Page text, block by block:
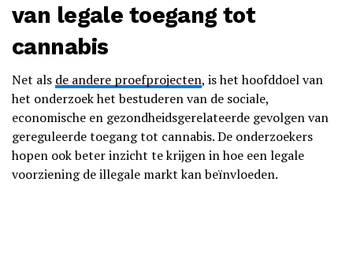
van legale toegang tot
cannabis
Net als de andere proefprojecten, is het hoofddoel van
het onderzoek het bestuderen van de sociale,
economische en gezondheidsgerelateerde gevolgen van
gereguleerde toegang tot cannabis. De onderzoekers
hopen ook beter inzicht te krijgen in hoe een legale
voorziening de illegale markt kan beïnvloeden.